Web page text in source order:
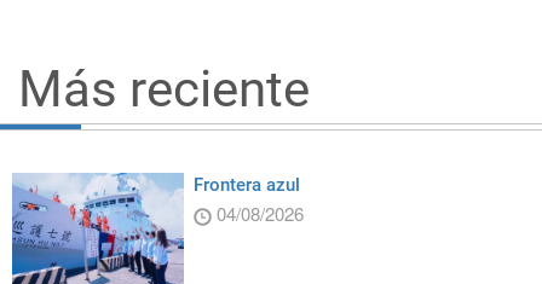
Más reciente
Frontera azul
04/08/2026